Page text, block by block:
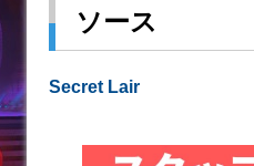
ソース
Secret Lair